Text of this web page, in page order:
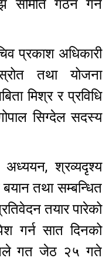
समिति गठन गर्न
प्रकाश अधिकारी
तथा योजना
मिश्र र प्रविधि
सिग्देल सदस्य
श्रव्यदृश्य
तथा सम्बन्धित
तयार पारेको
गर्न सात दिनको
गत जेठ २५ गते